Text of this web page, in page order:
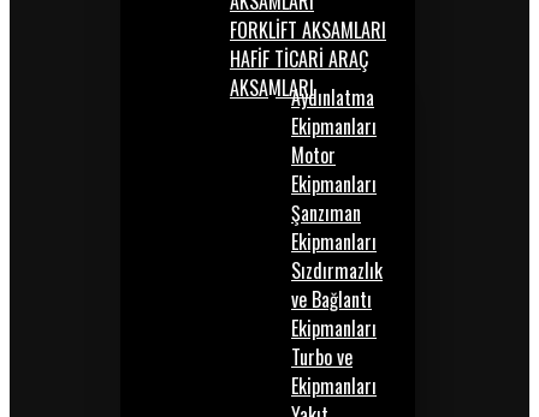
FORKLİFT AKSAMLARI
HAFİF TİCARİ ARAÇ
AKSAMLARIAydınlatma
Ekipmanları
Motor
Ekipmanları
Şanzıman
Ekipmanları
Sızdırmazlık
ve Bağlantı
Ekipmanları
Turbo ve
Ekipmanları